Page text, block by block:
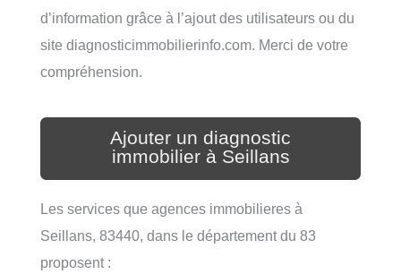
d’information grâce à l’ajout des utilisateurs ou du
site diagnosticimmobilierinfo.com. Merci de votre
compréhension.
Ajouter un diagnostic
immobilier à Seillans
Les services que agences immobilieres à
Seillans, 83440, dans le département du 83
proposent :